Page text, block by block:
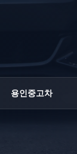
용인중고차